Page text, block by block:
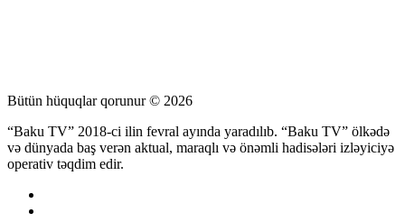
Bütün hüquqlar qorunur © 2026
“Baku TV” 2018-ci ilin fevral ayında yaradılıb. “Baku TV” ölkədə
və dünyada baş verən aktual, maraqlı və önəmli hadisələri izləyiciyə
operativ təqdim edir.